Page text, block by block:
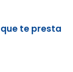
te presta